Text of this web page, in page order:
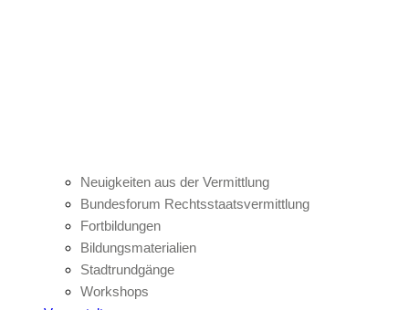
Neuigkeiten aus der Vermittlung
Bundesforum Rechtsstaatsvermittlung
Fortbildungen
Bildungsmaterialien
Stadtrundgänge
Workshops